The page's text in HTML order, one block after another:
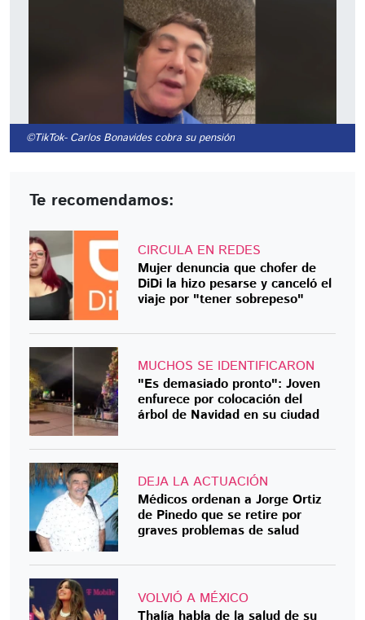
©TikTok- Carlos Bonavides cobra su pensión
Te recomendamos:
CIRCULA EN REDES
Mujer denuncia que chofer de
DiDi la hizo pesarse y canceló el
viaje por "tener sobrepeso"
MUCHOS SE IDENTIFICARON
"Es demasiado pronto": Joven
enfurece por colocación del
árbol de Navidad en su ciudad
DEJA LA ACTUACIÓN
Médicos ordenan a Jorge Ortiz
de Pinedo que se retire por
graves problemas de salud
VOLVIÓ A MÉXICO
Thalía habla de la salud de su